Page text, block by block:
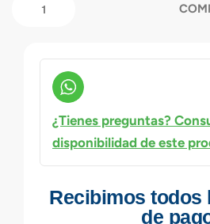
¿Tienes preguntas?
disponibilidad de este
Recibimos todos
de